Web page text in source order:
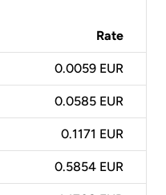
Rate
0.0059 EUR
0.0585 EUR
0.1171 EUR
0.5854 EUR